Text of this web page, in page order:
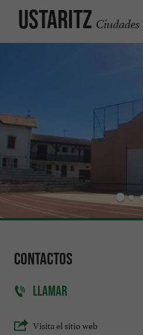
Ustaritz
Contactos
LLAMAR
Visita el sitio web